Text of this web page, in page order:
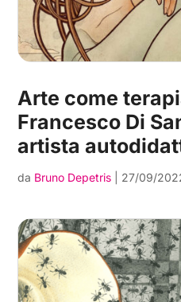
Arte come
Francesco Di
artista
da Bruno Depetris 27/09/